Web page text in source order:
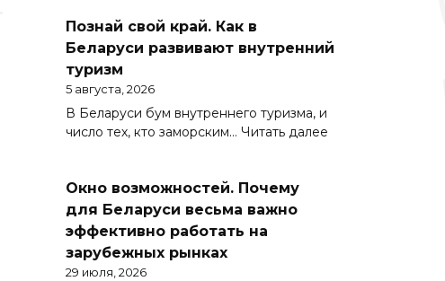
Познай свой край. Как в
Беларуси развивают внутренний
туризм
5 августа, 2026
В Беларуси бум внутреннего туризма, и
число тех, кто заморским… Читать далее
Окно возможностей. Почему
для Беларуси весьма важно
эффективно работать на
зарубежных рынках
29 июля, 2026